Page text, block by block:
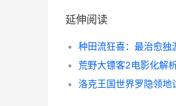
延伸阅读
种田流狂喜：最治愈独
荒野大镖客2电影化解